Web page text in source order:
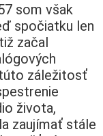
som však
spočiatku len
začal
záležitosť
života,
zaujímať stále